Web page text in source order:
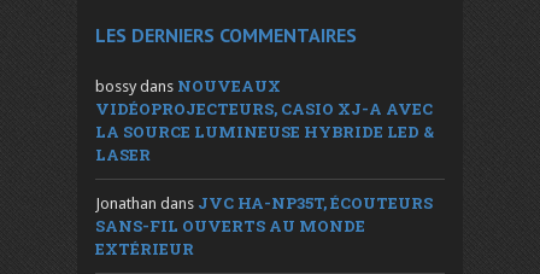
LES DERNIERS COMMENTAIRES
bossy dans NOUVEAUX
VIDÉOPROJECTEURS, CASIO XJ-A AVEC
LA SOURCE LUMINEUSE HYBRIDE LED &
LASER
Jonathan dans JVC HA-NP35T, ÉCOUTEURS
SANS-FIL OUVERTS AU MONDE
EXTÉRIEUR